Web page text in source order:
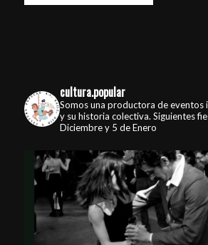
cultura.popular
Somos una productora de eventos
y su historia colectiva. Siguientes
Diciembre y 5 de Enero